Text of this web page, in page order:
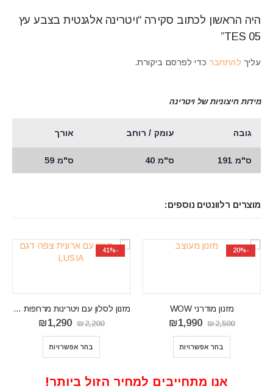
היה הראשון לכתוב סקירה “ויטרינה אלגנטית בצבע עץ
TES 05”
עליך להתחברכדי לפרסם ביקורת.
מידות חיצוניות של ויטרינה
גובה עומק / רוחב אורך
ס"מ 191 ס"מ 40 ס"מ 59
מוצרים רלוונטים נוספים:
מזנון מודרני WOW
₪2,500
המחיר
המקורי
₪2,500.
₪1,990
המחיר
בחר אפשרויות
מזנון לסלון עם ויטרינות מרחפות דגם LUSIA
₪2,200
המחיר
המקורי
₪2,200.
₪1,290
המחיר
בחר אפשרויות
אנו מתחייבים למחיר הזול ביותר!